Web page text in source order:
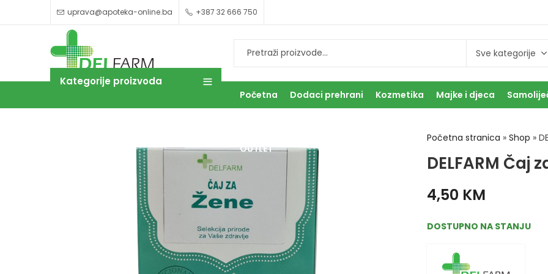
uprava@apoteka-online.ba +387 32 666 750
Kategorije proizvoda
Početna Dodaci prehrani Kozmetika Majke i djeca
OUTLET
Početna stranica » Shop »
DELFARM Čaj
4,50 KM
DOSTUPNO NA STANJU